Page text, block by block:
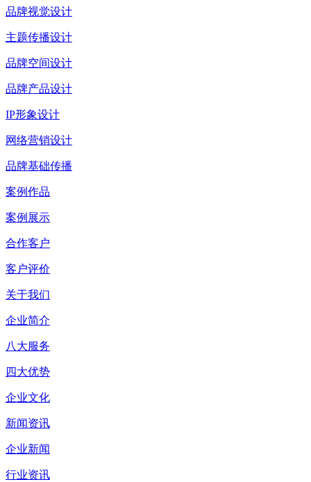
品牌视觉设计
主题传播设计
品牌空间设计
品牌产品设计
IP形象设计
网络营销设计
品牌基础传播
案例作品
案例展示
合作客户
客户评价
关于我们
企业简介
八大服务
四大优势
企业文化
新闻资讯
企业新闻
行业资讯